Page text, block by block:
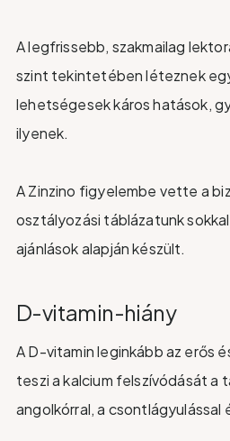
A legfrissebb, szakmailag
szint tekintetében léteznek
lehetségesek káros hatások,
ilyenek.
A Zinzino figyelembe vette a
osztályozási táblázatunk
ajánlások alapján készült.
D-vitamin-hiány
A D-vitamin leginkább az erős
teszi a kalcium felszívódását a
angolkórral, a